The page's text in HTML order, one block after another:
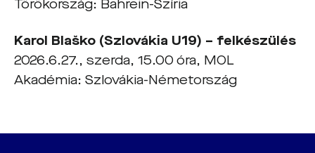
Törökország: Bahrein-Szíria
Karol Blaško (Szlovákia U19) – felkészülés
2026.6.27., szerda, 15.00 óra, MOL
Akadémia: Szlovákia-Németország